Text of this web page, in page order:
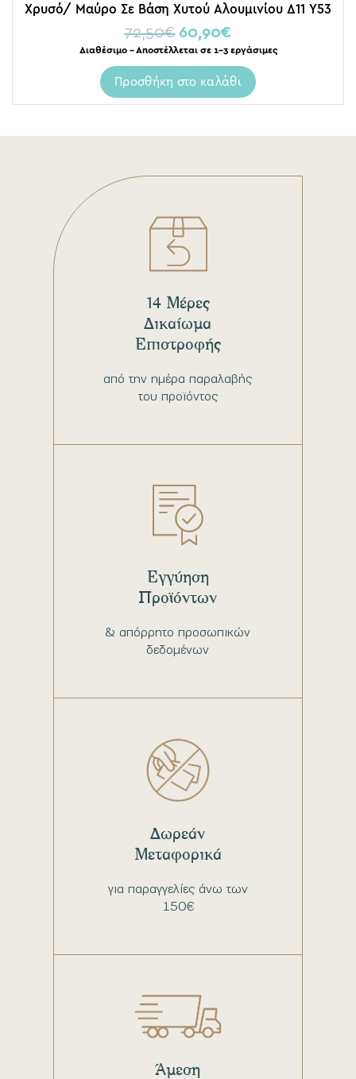
Χρυσό/ Μαύρο Σε Βάση Χυτού Αλουμινίου Δ11 Υ53
72,50€ 60,90€
Διαθέσιμο – Αποστέλλεται σε 1-3 εργάσιμες
Προσθήκη στο καλάθι
από την ημέρα παραλαβής
του προϊόντος
14 Μέρες
Δικαίωμα
Επιστροφής
& απόρρητο προσωπικών
δεδομένων
Εγγύηση
Προϊόντων
για παραγγελίες άνω των
150€
Δωρεάν
Μεταφορικά
Άμεση